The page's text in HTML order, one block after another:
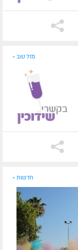
מזל טוב »
חדשות »